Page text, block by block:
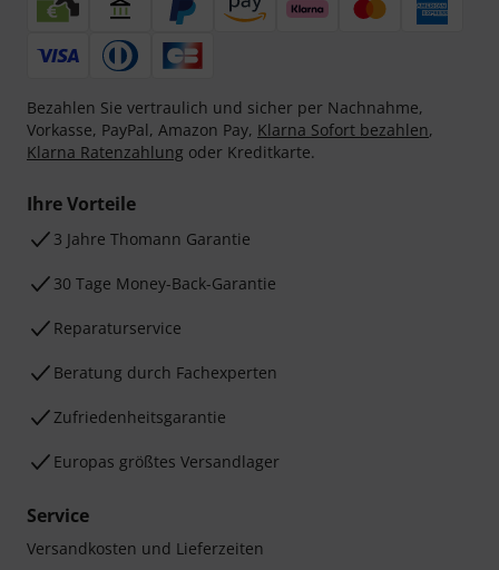
Bezahlen Sie vertraulich und sicher per Nachnahme,
Vorkasse, PayPal, Amazon Pay, Klarna Sofort bezahlen,
Klarna Ratenzahlung oder Kreditkarte.
Ihre Vorteile
3 Jahre Thomann Garantie
30 Tage Money-Back-Garantie
Reparaturservice
Beratung durch Fachexperten
Zufriedenheitsgarantie
Europas größtes Versandlager
Service
Versandkosten und Lieferzeiten